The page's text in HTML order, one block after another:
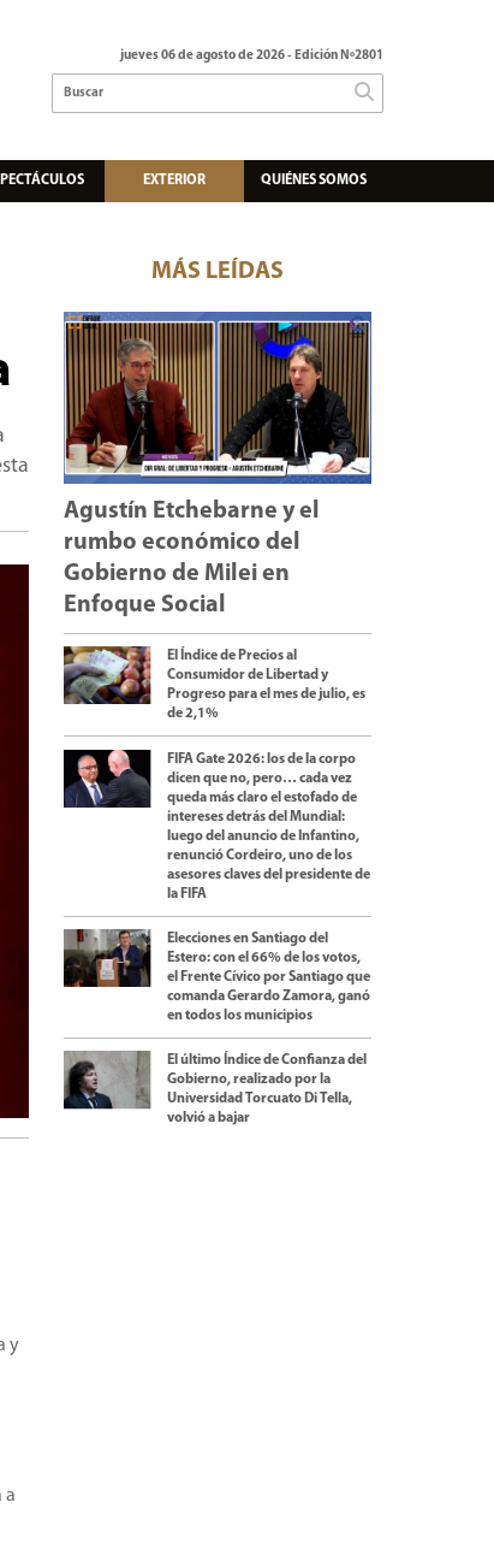
jueves 06 de agosto de 2026- Edición Nº2801
EXTERIOR QUIÉNES SOMOS
y
a
MÁS LEÍDAS
Agustín Etchebarne y el
rumbo económico del
Gobierno de Milei en
Enfoque Social
El Índice de Precios al
Consumidor de Libertad y
Progreso para el mes de julio, es
de 2,1%
FIFA Gate 2026: los de la corpo
dicen que no, pero… cada vez
queda más claro el estofado de
intereses detrás del Mundial:
luego del anuncio de Infantino,
renunció Cordeiro, uno de los
asesores claves del presidente de
la FIFA
Elecciones en Santiago del
Estero: con el 66% de los votos,
el Frente Cívico por Santiago que
comanda Gerardo Zamora, ganó
en todos los municipios
El último Índice de Confianza del
Gobierno, realizado por la
Universidad Torcuato Di Tella,
volvió a bajar